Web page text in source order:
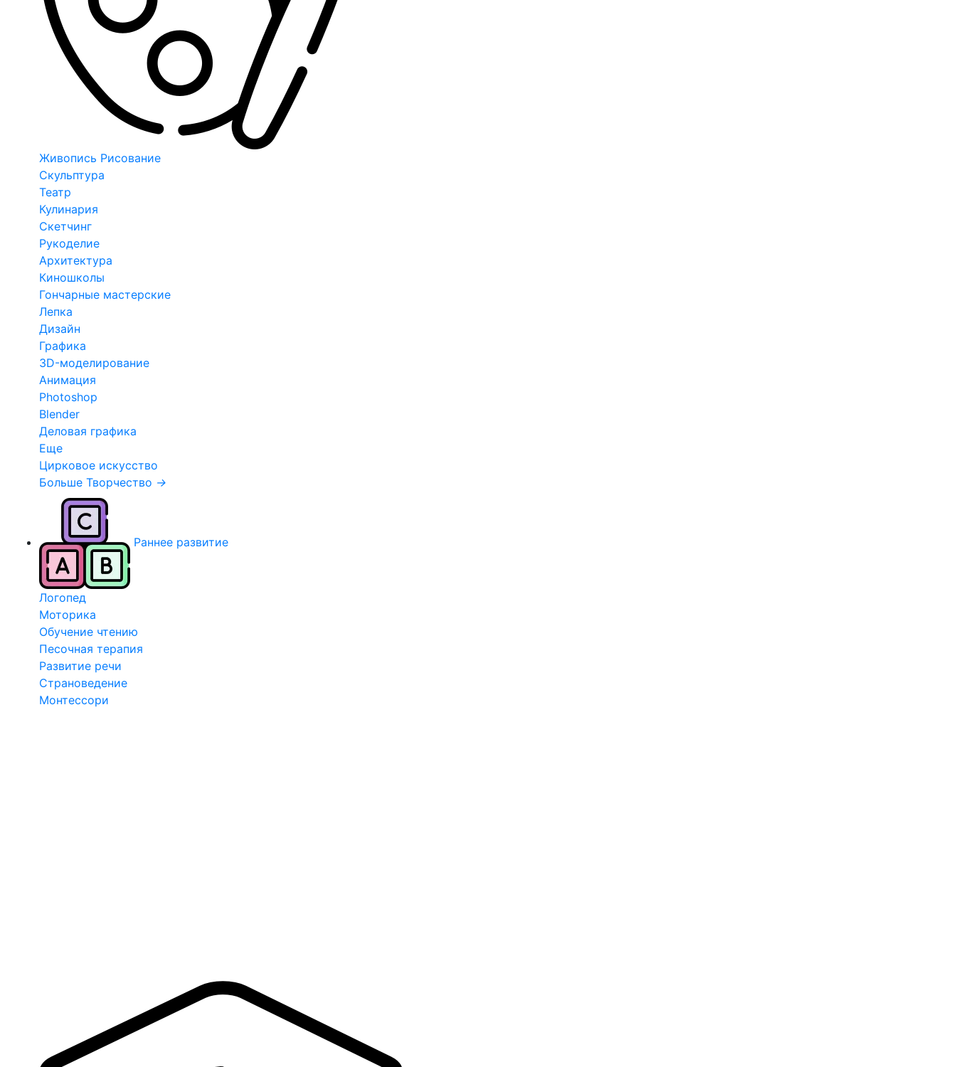
Живопись Рисование
Скульптура
Театр
Кулинария
Скетчинг
Рукоделие
Архитектура
Киношколы
Гончарные мастерские
Лепка
Дизайн
Графика
3D-моделирование
Анимация
Photoshop
Blender
Деловая графика
Еще
Цирковое искусство
Больше Творчество →
Раннее развитие
Логопед
Моторика
Обучение чтению
Песочная терапия
Развитие речи
Страноведение
Монтессори